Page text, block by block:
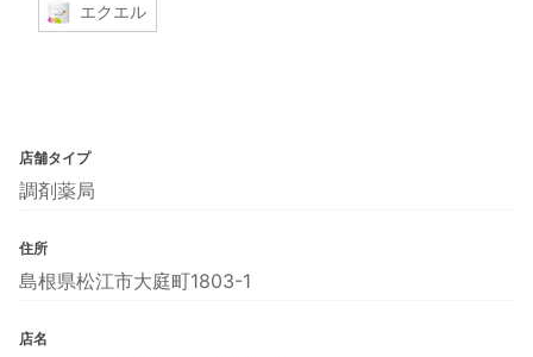
エクエル
店舗タイプ
調剤薬局
住所
島根県松江市大庭町1803-1
店名